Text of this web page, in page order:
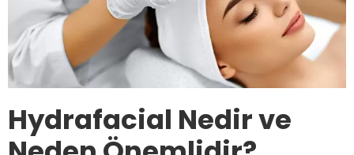
Hydrafacial Nedir ve